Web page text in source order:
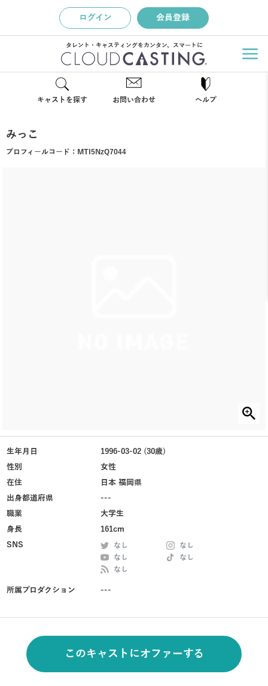
ログイン 会員登録
タレント・キャスティングをカンタン、スマートに
キャストを探す お問い合わせ ヘルプ
みっこ
プロフィールコード： MTI5NzQ7044
生年月日
1996-03-02 (30歳)
性別
女性
在住
日本 福岡県
出身都道府県
---
職業
大学生
身長
161cm
SNS
なし
なし
なし
なし
なし
所属プロダクション ---
このキャストにオファーする